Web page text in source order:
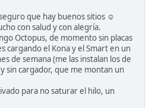
que hay buenos sitios ☺️
con salud y con alegría.
Octopus, de momento sin placas
cargando el Kona y el Smart en un
de semana (me las instalan los de
sin cargador, que me montan un
para no saturar el hilo, un